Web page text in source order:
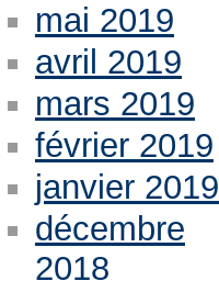
mai 2019
avril 2019
mars 2019
février 2019
janvier 2019
décembre
2018